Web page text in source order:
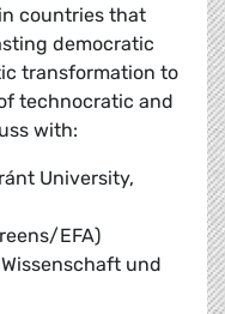
countries that
democratic
transformation to
technocratic and
with:
University,
EFA)
und